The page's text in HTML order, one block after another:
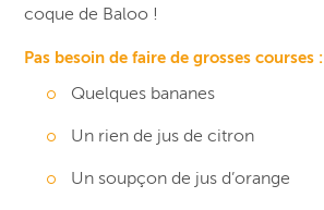
coque de Baloo !
Pas besoin de faire de grosses courses :
Quelques bananes
Un rien de jus de citron
Un soupçon de jus d’orange